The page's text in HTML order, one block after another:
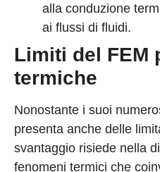
alla conduzione
ai flussi di fluidi.
Limiti del FEM
termiche
Nonostante i suoi
presenta anche delle
svantaggio risiede nella
fenomeni termici che